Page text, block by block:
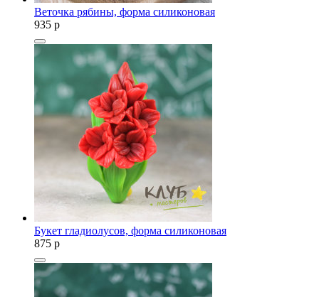
Веточка рябины, форма силиконовая
935 p
Букет гладиолусов, форма силиконовая
875 p